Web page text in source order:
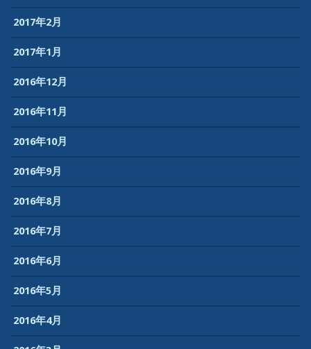
2017年2月
2017年1月
2016年12月
2016年11月
2016年10月
2016年9月
2016年8月
2016年7月
2016年6月
2016年5月
2016年4月